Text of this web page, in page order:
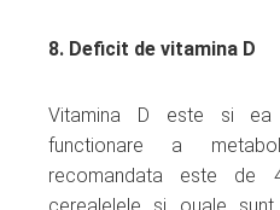
8. Deficit de vitamina D
Vitamina D este si ea
functionare a
recomandata este de